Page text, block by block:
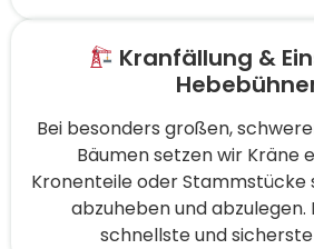
Kranfällung &
Bei besonders großen,
Bäumen setzen wir Kräne
Kronenteile oder Stammstücke
abzuheben und abzulegen.
schnellste und